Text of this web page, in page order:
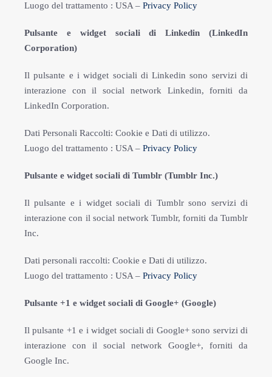
Luogo del trattamento : USA – Privacy Policy
Pulsante e widget sociali di Linkedin (LinkedIn
Corporation)
Il pulsante e i widget sociali di Linkedin sono servizi di
interazione con il social network Linkedin, forniti da
LinkedIn Corporation.
Dati Personali Raccolti: Cookie e Dati di utilizzo.
Luogo del trattamento : USA – Privacy Policy
Pulsante e widget sociali di Tumblr (Tumblr Inc.)
Il pulsante e i widget sociali di Tumblr sono servizi di
interazione con il social network Tumblr, forniti da Tumblr
Inc.
Dati personali raccolti: Cookie e Dati di utilizzo.
Luogo del trattamento : USA – Privacy Policy
Pulsante +1 e widget sociali di Google+ (Google)
Il pulsante +1 e i widget sociali di Google+ sono servizi di
interazione con il social network Google+, forniti da
Google Inc.